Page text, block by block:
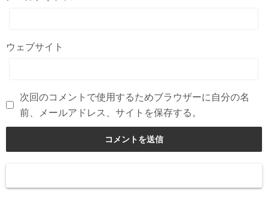
ウェブサイト
次回のコメントで使用するためブラウザーに自分の名
前、メールアドレス、サイトを保存する。